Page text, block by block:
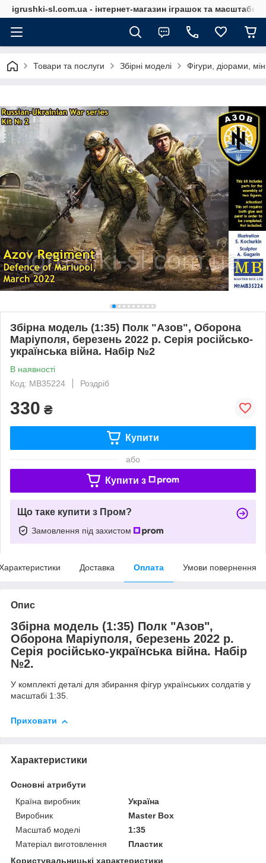
igrushki-sl.com.ua - інтернет-магазин іграшок та
Товари та послуги Збірні моделі Фігури, діорами,
Збірна модель (1:35) Полк "Азов", Оборона
Маріуполя, березень 2022 р. Серія російсько-
українська війна. Набір №2
В наявності
Код: MB35224
Роздріб
330 ₴
Купити
або
Купити з
Що таке купити з Пром?
Замовлення під захистом
Доставка Оплата Умови повернення
Опис
Збірна модель (1:35) Полк "Азов",
Оборона Маріуполя, березень 2022 р.
Серія російсько-українська війна. Набір
№2.
У комплекті деталі для збирання фігур українських солдатів у
масштабі 1:35.
Приховати
Характеристики
Основні атрибути
Країна виробник
Україна
Виробник
Master Box
Масштаб моделі
1:35
Матеріал виготовлення
Пластик
Користувальницькі характеристики